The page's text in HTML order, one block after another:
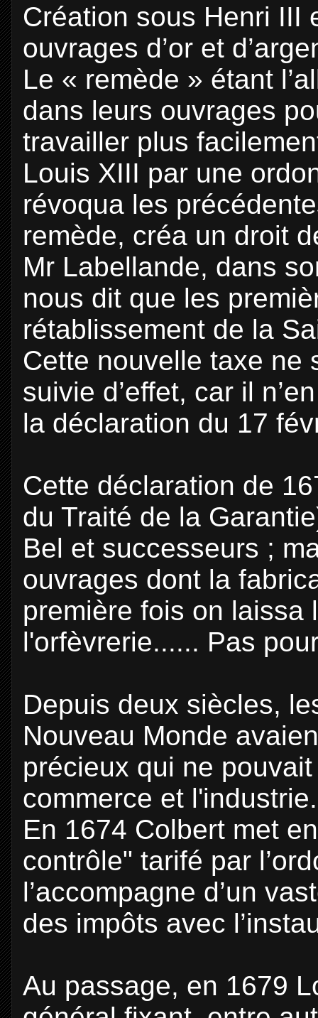
Création sous Henri III
ouvrages d’or et
Le « remède » étant
dans leurs ouvrages
travailler plus
Louis XIII par une
révoqua les
remède, créa un droit
Mr Labellande, dans
nous dit que les
rétablissement de la
Cette nouvelle taxe ne
suivie d’effet, car il
la déclaration du 17
Cette déclaration de
du Traité de la
Bel et successeurs ;
ouvrages dont la
première fois on laissa
l'orfèvrerie...... Pas
Depuis deux siècles,
Nouveau Monde
précieux qui ne
commerce et l'industrie.
En 1674 Colbert met
contrôle" tarifé par
l’accompagne d’un
des impôts avec
Au passage, en 1679